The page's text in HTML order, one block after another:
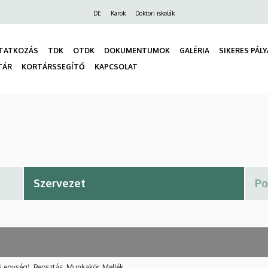
DE Karok Doktori iskolák
TDK OTDK DOKUMENTUMOK GALÉRIA
SIKERES
KORTÁRSSEGÍTŐ KAPCSOLAT